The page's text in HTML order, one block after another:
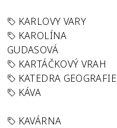
KARLOVY VARY
KAROLÍNA
GUDASOVÁ
KARTÁČKOVÝ VRAH
KATEDRA GEOGRAFIE
KÁVA
KAVÁRNA